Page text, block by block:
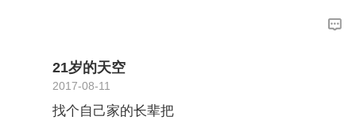
21岁的天空
2017-08-11
找个自己家的长辈把